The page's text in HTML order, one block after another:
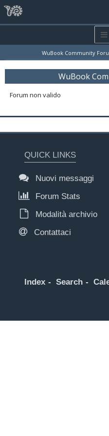
WuBook Community
WuBook
Forum non valido
QUICK LINKS
Nuovi messaggi
Forum Stats
Modalità archivio
Contattaci
Index Search